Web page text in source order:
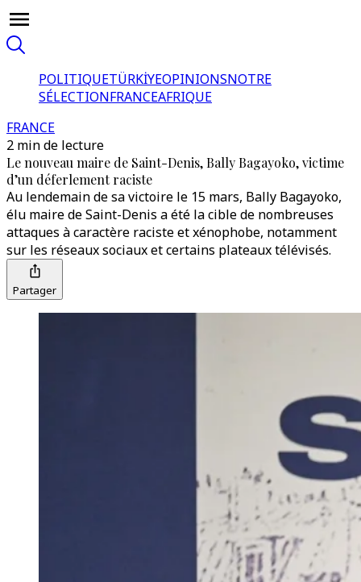
POLITIQUETÜRKİYEOPINIONSNOTRE
SÉLECTIONFRANCEAFRIQUE
FRANCE
2 min de lecture
Le nouveau maire de Saint-Denis, Bally Bagayoko, victime
d’un déferlement raciste
Au lendemain de sa victoire le 15 mars, Bally Bagayoko,
élu maire de Saint-Denis a été la cible de nombreuses
attaques à caractère raciste et xénophobe, notamment
sur les réseaux sociaux et certains plateaux télévisés.
Partager